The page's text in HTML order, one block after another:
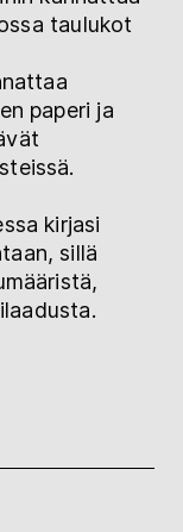
taulukot
paperi ja
kirjasi
sillä